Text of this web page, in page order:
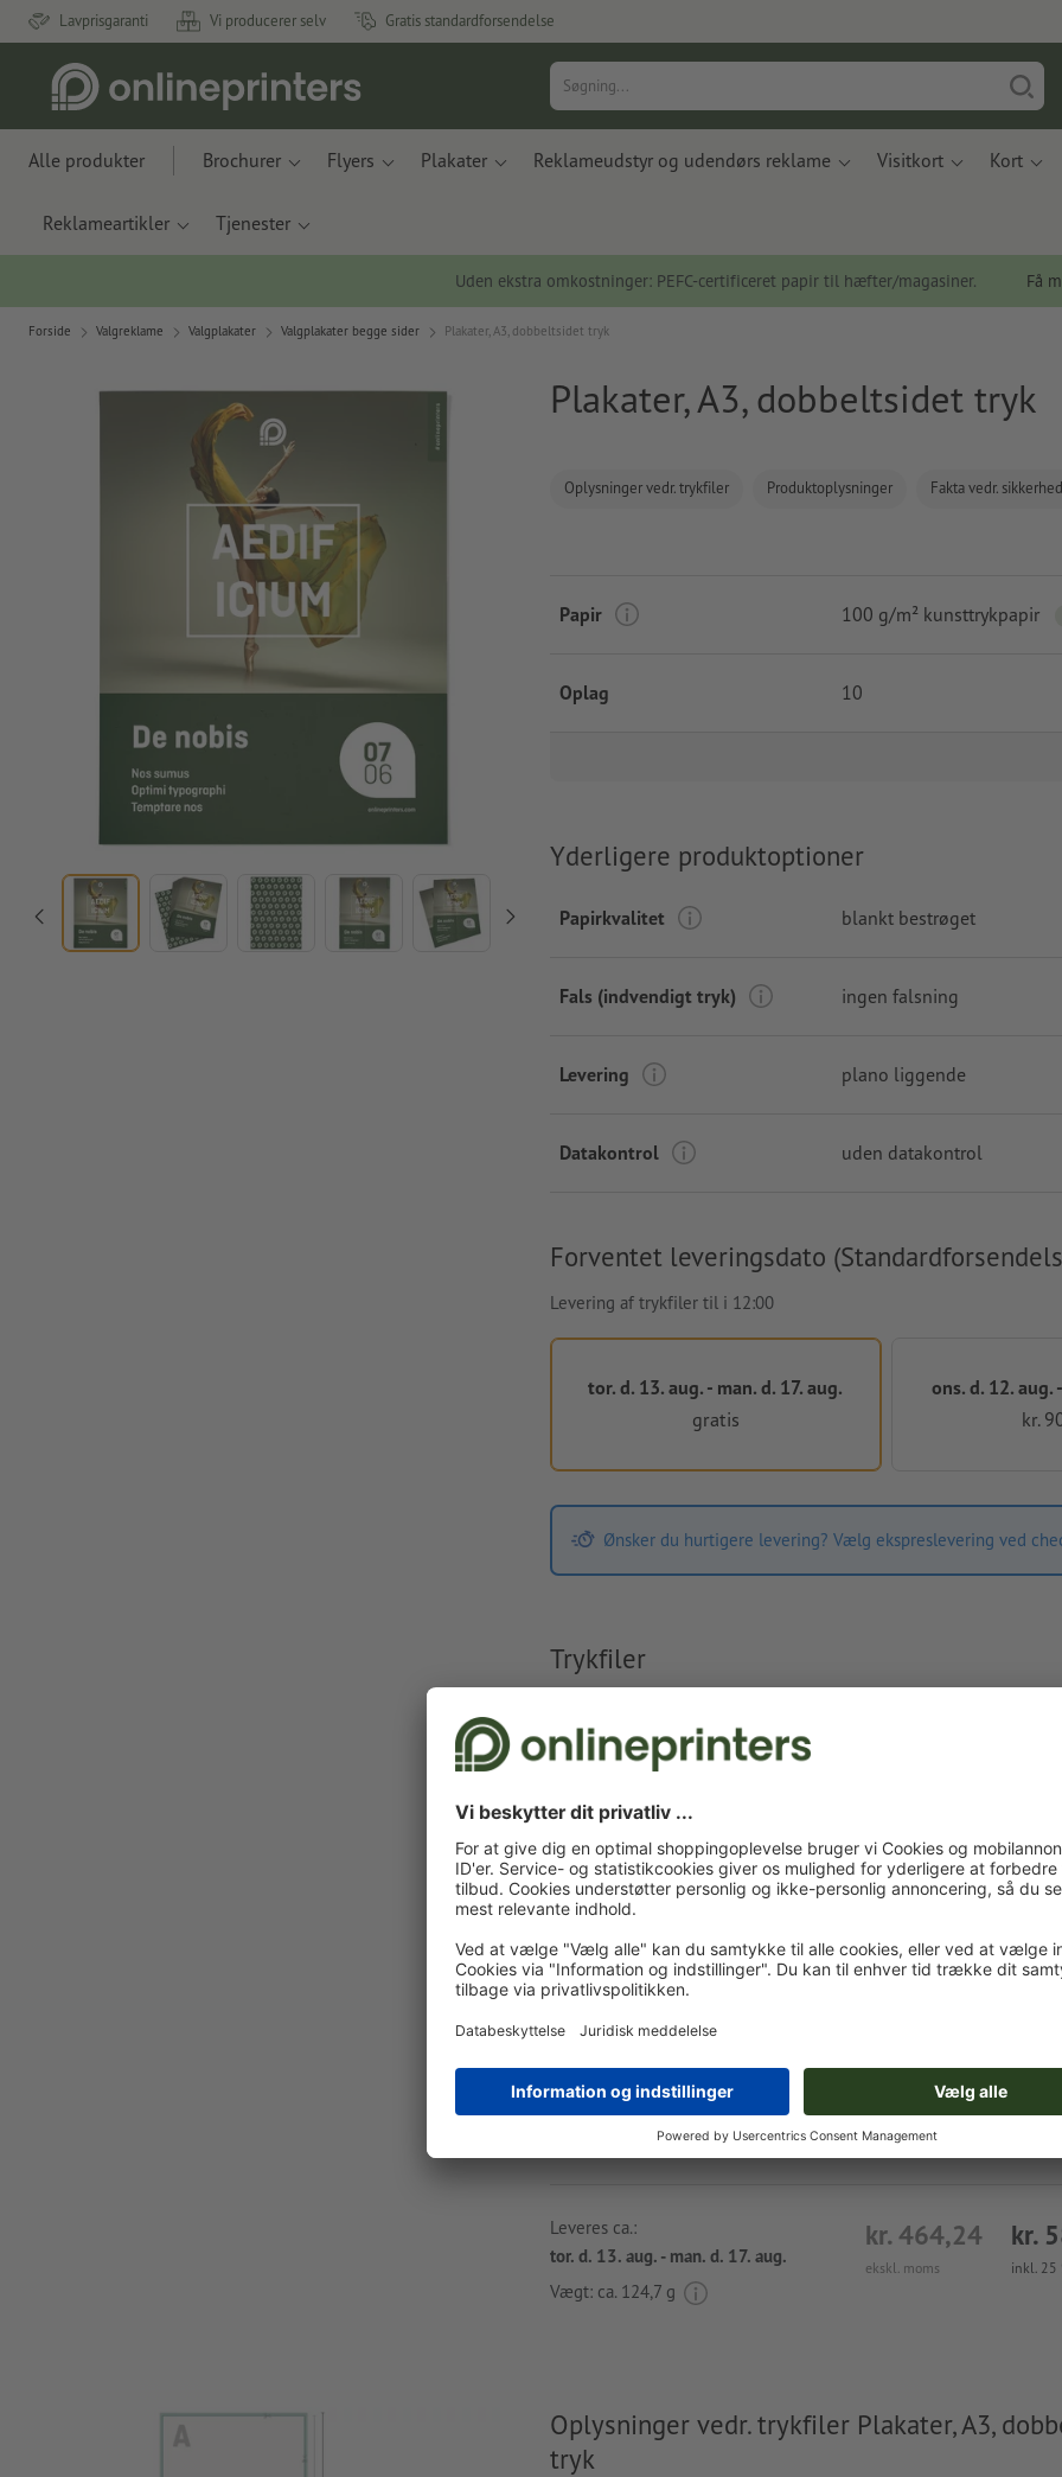
Lavprisgaranti Vi producerer selv Gratis standardforsendelse
Alle produkter Brochurer Flyers Plakater Reklameudstyr og udendørs reklame Visitkort Kort
Reklameartikler Tjenester
Uden ekstra omkostninger: PEFC-certificeret papir til hæfter/magasiner. Få
Forside Valgreklame Valgplakater Valgplakater begge sider Plakater, A3, dobbeltsidet tryk
Plakater, A3, dobbeltsidet tryk
Oplysninger vedr. trykfiler Produktoplysninger Fakta vedr.
Papir 100 g/m² kunsttrykpapir
Oplag 10
Yderligere produktoptioner
Papirkvalitet blankt bestrøget
Fals (indvendigt tryk) ingen falsning
Levering plano liggende
Datakontrol uden datakontrol
Forventet leveringsdato
Levering af trykfiler til i 12:00
tor. d. 13. aug. - man. d. 17. aug.
gratis
ons. d. 12. aug.
kr.
Ønsker du hurtigere levering? Vælg ekspreslevering ved
Trykfiler
Aftale om behandling af
Egne trykfiler
Du kan uploade dine trykfiler før eller efter du afslutter
ekskl. moms
kr. 464,24
inkl. 25
kr.
Leveres ca.:
tor. d. 13. aug. - man. d. 17. aug.
Vægt: ca. 124,7 g
Oplysninger vedr. trykfiler Plakater, A3,
tryk